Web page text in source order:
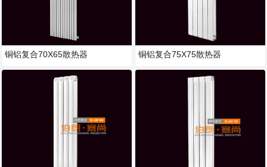
铜铝复合70X65散热器 铜铝复合75X75散热器